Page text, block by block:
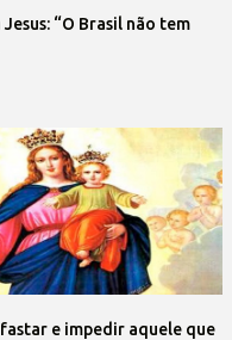
“O Brasil não tem
e impedir aquele que